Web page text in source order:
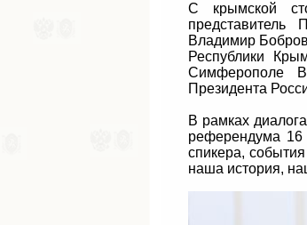
С крымской
Владимир
Республики
Симферополе
Президента
В рамках
референдума
спикера,
наша история,